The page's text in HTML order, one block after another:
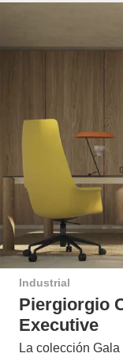
Industrial
Piergiorgio
Executive
La colección